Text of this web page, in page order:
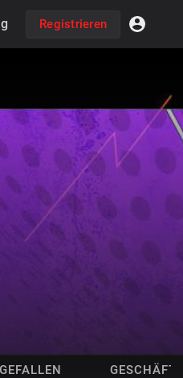
Registrieren
GEFALLEN GESCHÄFT